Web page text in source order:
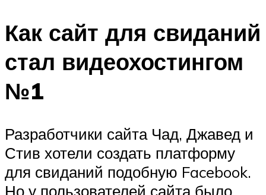
Как сайт для свиданий
стал видеохостингом
№1
Разработчики сайта Чад, Джавед и
Стив хотели создать платформу
для свиданий подобную Facebook.
Но у пользователей сайта было